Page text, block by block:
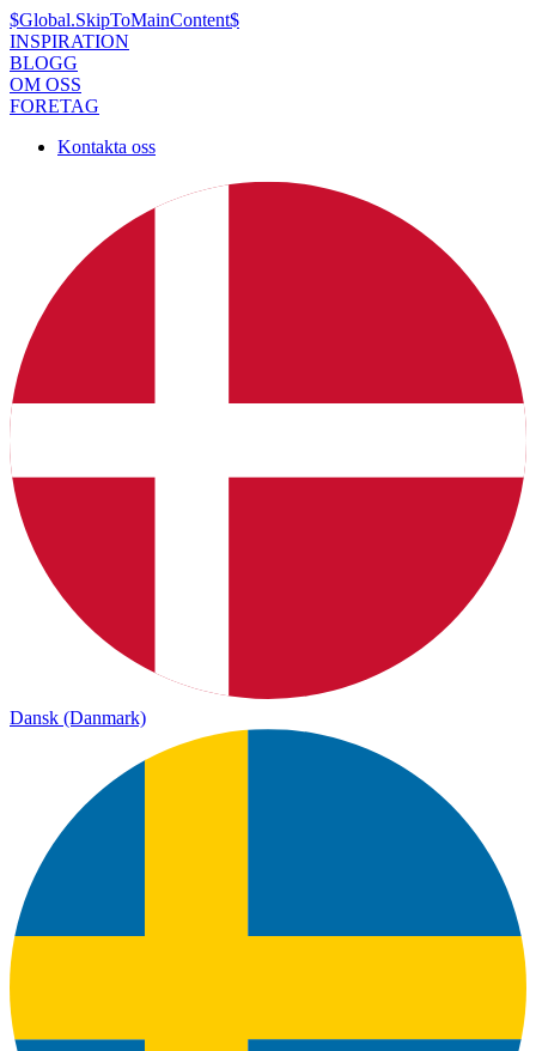
$Global.SkipToMainContent$
INSPIRATION
BLOGG
OM OSS
FORETAG
Kontakta oss
Dansk (Danmark)